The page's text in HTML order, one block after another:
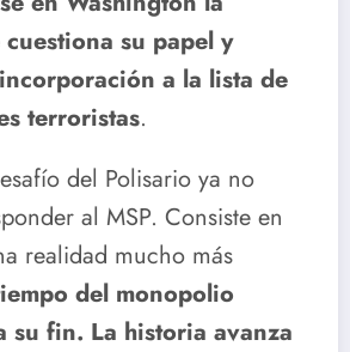
su papel y
a la lista de
terroristas.
del Polisario ya no
al MSP. Consiste en
realidad mucho más
del monopolio
su fin. La historia avanza